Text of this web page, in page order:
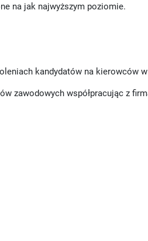
na jak najwyższym poziomie.
kandydatów na kierowców
zawodowych współpracując z